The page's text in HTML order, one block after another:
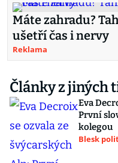
Máte zahradu?
ušetří čas i nervy
Reklama
Články z jiných
Eva
První
kolegou
Blesk